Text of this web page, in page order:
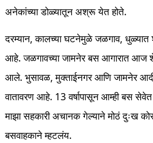
अनेकांच्या डोळ्यातून अश्रू येत होते.
दरम्यान, कालच्या घटनेमुळे जळगाव,
आहे. जळगावच्या जामनेर बस आगारात आज
आले. भुसावळ, मुक्ताईनगर आणि जामनेर
वातावरण आहे. 13 वर्षापासून आम्ही बस
माझा सहकारी अचानक गेल्याने मोठं दुःख
बसवाहकाने म्हटलंय.